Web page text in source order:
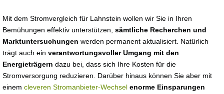
Mit dem Stromvergleich für Lahnstein wollen wir Sie in Ihren
Bemühungen effektiv unterstützen, sämtliche Recherchen und
Marktuntersuchungen werden permanent aktualisiert. Natürlich
trägt auch ein verantwortungsvoller Umgang mit den
Energieträgern dazu bei, dass sich Ihre Kosten für die
Stromversorgung reduzieren. Darüber hinaus können Sie aber mit
einem cleveren Stromanbieter-Wechsel enorme Einsparungen